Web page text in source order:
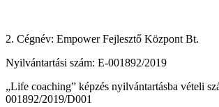
2. Cégnév: Empower Fejlesztő Központ Bt.
Nyilvántartási szám: E-001892/2019
„Life coaching” képzés nyilvántartásba vételi
001892/2019/D001